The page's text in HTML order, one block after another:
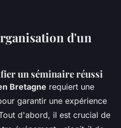
d'un
un séminaire réussi
Bretagne requiert une
garantir une expérience
d'abord, il est crucial de